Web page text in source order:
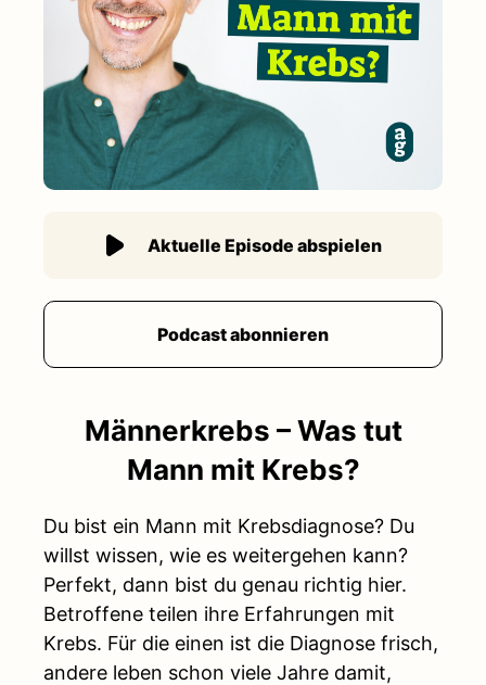
Männerkrebs – Was tut
Mann mit Krebs?
Du bist ein Mann mit Krebsdiagnose? Du
willst wissen, wie es weitergehen kann?
Perfekt, dann bist du genau richtig hier.
Betroffene teilen ihre Erfahrungen mit
Krebs. Für die einen ist die Diagnose frisch,
andere leben schon viele Jahre damit,
Aktuelle Episode abspielen
Podcast abonnieren